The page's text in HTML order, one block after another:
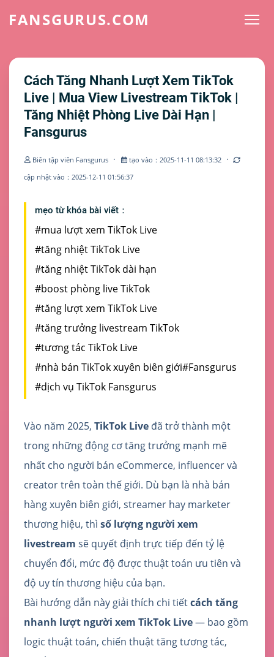
FANSGURUS.COM
Cách Tăng Nhanh Lượt Xem TikTok
Live | Mua View Livestream TikTok |
Tăng Nhiệt Phòng Live Dài Hạn |
Fansgurus
Biên tập viên Fansgurus · tạo vào：2025-11-11 08:13:32 ·
cập nhật vào：2025-12-11 01:56:37
mẹo từ khóa bài viết：
#mua lượt xem TikTok Live
#tăng nhiệt TikTok Live
#tăng nhiệt TikTok dài hạn
#boost phòng live TikTok
#tăng lượt xem TikTok Live
#tăng trưởng livestream TikTok
#tương tác TikTok Live
#nhà bán TikTok xuyên biên giới#Fansgurus
#dịch vụ TikTok Fansgurus
Vào năm 2025, TikTok Live đã trở thành một
trong những động cơ tăng trưởng mạnh mẽ
nhất cho người bán eCommerce, influencer và
creator trên toàn thế giới. Dù bạn là nhà bán
hàng xuyên biên giới, streamer hay marketer
thương hiệu, thì số lượng người xem
livestream sẽ quyết định trực tiếp đến tỷ lệ
chuyển đổi, mức độ được thuật toán ưu tiên và
độ uy tín thương hiệu của bạn.
Bài hướng dẫn này giải thích chi tiếtcách tăng
nhanh lượt người xem TikTok Live— bao gồm
logic thuật toán, chiến thuật tăng tương tác,